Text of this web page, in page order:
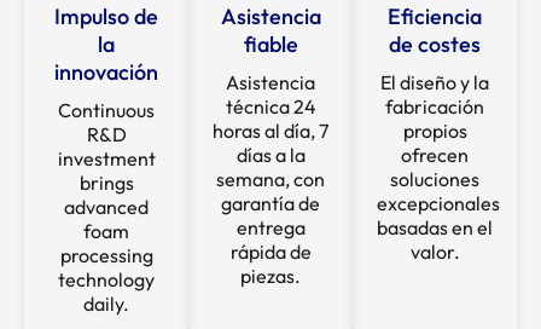
Impulso de
la
innovación
Continuous
R&D
investment
brings
advanced
foam
processing
technology
daily.
Asistencia
fiable
Asistencia
técnica 24
horas al día, 7
días a la
semana, con
garantía de
entrega
rápida de
piezas.
Eficiencia
de costes
El diseño y la
fabricación
propios
ofrecen
soluciones
excepcionales
basadas en el
valor.